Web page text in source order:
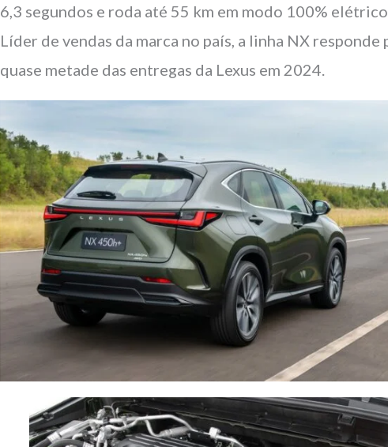
6,3 segundos e roda até 55 km em modo 100%
Líder de vendas da marca no país, a linha NX responde
quase metade das entregas da Lexus em 2024.